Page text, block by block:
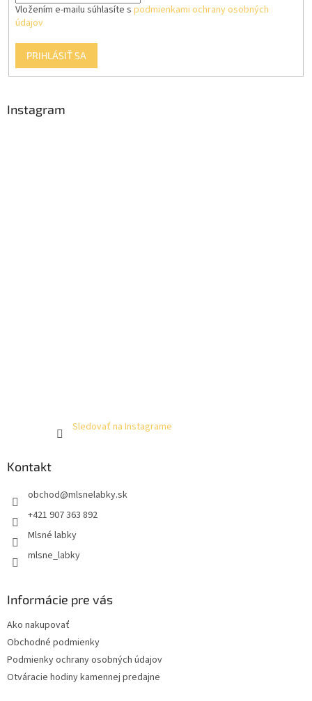
Vložením e-mailu súhlasíte s podmienkami ochrany osobných
údajov
PRIHLÁSIŤ SA
Instagram
Sledovať na Instagrame
Kontakt
obchod@mlsnelabky.sk
+421 907 363 892
Mlsné labky
mlsne_labky
Informácie pre vás
Ako nakupovať
Obchodné podmienky
Podmienky ochrany osobných údajov
Otváracie hodiny kamennej predajne